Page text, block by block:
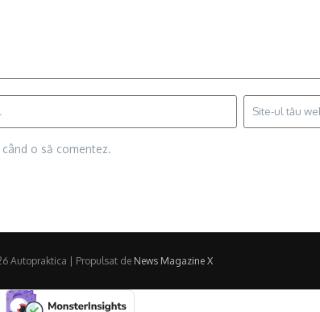
o să comentez.
Autopraktica | Propulsat de News Magazine X